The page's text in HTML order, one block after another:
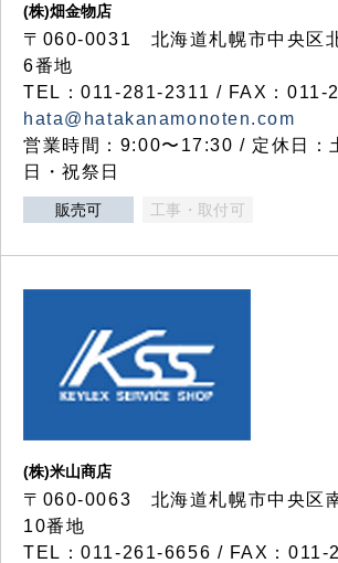
(株)畑金物店
〒060-0031 北海道札幌市中央区
6番地
TEL：011-281-2311 / FAX：011-
hata@hatakanamonoten.com
営業時間：9:00〜17:30 / 定休日：
日・祝祭日
販売可 工事・取付可
(株)米山商店
〒060-0063 北海道札幌市中央区
10番地
TEL：011-261-6656 / FAX：011-